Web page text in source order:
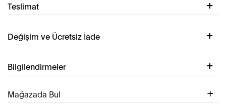
Teslimat
Değişim ve Ücretsiz İade
Bilgilendirmeler
Mağazada Bul